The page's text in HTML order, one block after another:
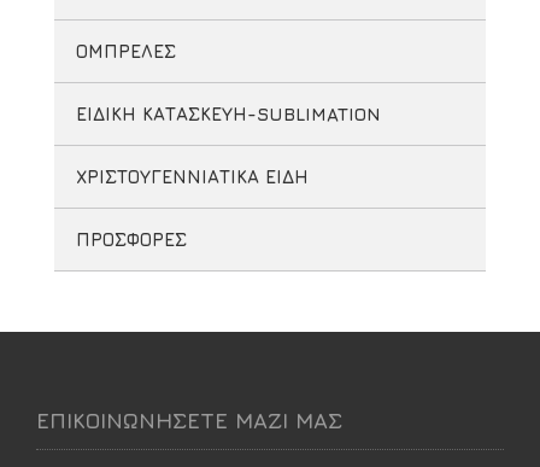
ΟΜΠΡΕΛΕΣ
ΕΙΔΙΚΗ ΚΑΤΑΣΚΕΥΗ-SUBLIMATION
ΧΡΙΣΤΟΥΓΕΝΝΙΑΤΙΚΑ ΕΙΔΗ
ΠΡΟΣΦΟΡΕΣ
ΕΠΙΚΟΙΝΩΝΗΣΕΤΕ ΜΑΖΙ ΜΑΣ